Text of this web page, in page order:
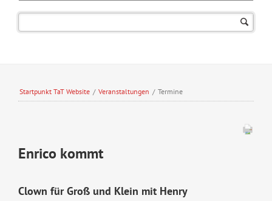
Startpunkt TaT Website / Veranstaltungen / Termine
Enrico kommt
Clown für Groß und Klein mit Henry